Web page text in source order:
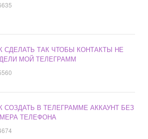
СДЕЛАТЬ ТАК ЧТОБЫ КОНТАКТЫ НЕ
МОЙ ТЕЛЕГРАММ
СОЗДАТЬ В ТЕЛЕГРАММЕ АККАУНТ БЕЗ
ТЕЛЕФОНА